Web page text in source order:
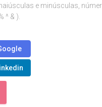
e minúsculas,
^ & ).